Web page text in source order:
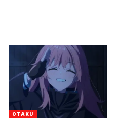
OTAKU